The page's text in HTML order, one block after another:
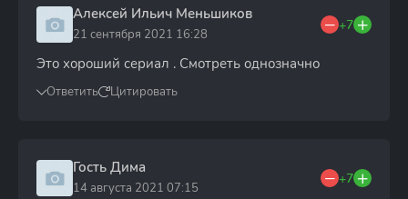
Алексей Ильич Меньшиков
21 сентября 2021 16:28
+7
Это хороший сериал . Смотреть однозначно
Ответить Цитировать
Гость Дима
14 августа 2021 07:15
+7